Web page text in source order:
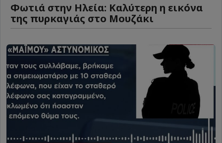
Φωτιά στην Ηλεία: Καλύτερη η εικόνα
της πυρκαγιάς στο Μουζάκι